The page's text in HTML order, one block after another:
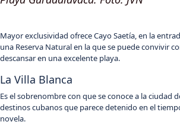
Mayor exclusividad ofrece Cayo Saetía, en la
una Reserva Natural en la que se puede convivir
descansar en una excelente playa.
La Villa Blanca
Es el sobrenombre con que se conoce a la ciudad
destinos cubanos que parece detenido en el
novela.